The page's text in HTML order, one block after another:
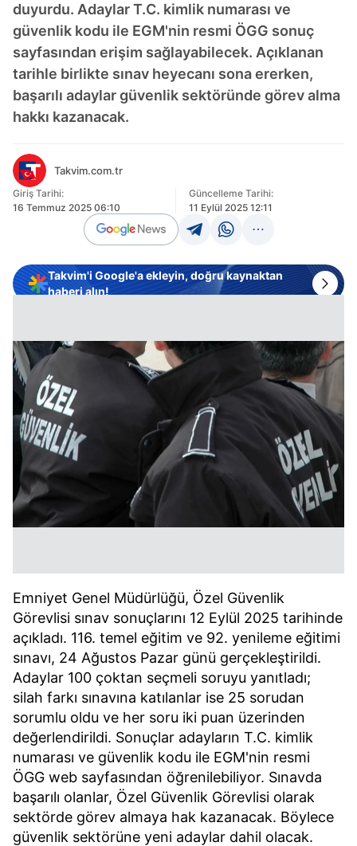
duyurdu. Adaylar T.C. kimlik numarası ve
güvenlik kodu ile EGM'nin resmi ÖGG sonuç
sayfasından erişim sağlayabilecek. Açıklanan
tarihle birlikte sınav heyecanı sona ererken,
başarılı adaylar güvenlik sektöründe görev alma
hakkı kazanacak.
Takvim.com.tr
Giriş Tarihi:
16 Temmuz 2025 06:10
Güncelleme Tarihi:
11 Eylül 2025 12:11
Takvim'i Google'a ekleyin, doğru kaynaktan
haberi alın!
Emniyet Genel Müdürlüğü, Özel Güvenlik
Görevlisi sınav sonuçlarını 12 Eylül 2025 tarihinde
açıkladı. 116. temel eğitim ve 92. yenileme eğitimi
sınavı, 24 Ağustos Pazar günü gerçekleştirildi.
Adaylar 100 çoktan seçmeli soruyu yanıtladı;
silah farkı sınavına katılanlar ise 25 sorudan
sorumlu oldu ve her soru iki puan üzerinden
değerlendirildi. Sonuçlar adayların T.C. kimlik
numarası ve güvenlik kodu ile EGM'nin resmi
ÖGG web sayfasından öğrenilebiliyor. Sınavda
başarılı olanlar, Özel Güvenlik Görevlisi olarak
sektörde görev almaya hak kazanacak. Böylece
güvenlik sektörüne yeni adaylar dahil olacak.